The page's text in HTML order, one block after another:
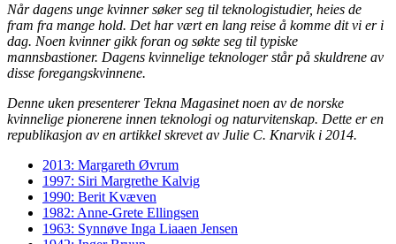
Når dagens unge kvinner søker seg til teknologistudier, heies de
fram fra mange hold. Det har vært en lang reise å komme dit vi er i
dag. Noen kvinner gikk foran og søkte seg til typiske
mannsbastioner. Dagens kvinnelige teknologer står på skuldrene av
disse foregangskvinnene.
Denne uken presenterer Tekna Magasinet noen av de norske
kvinnelige pionerene innen teknologi og naturvitenskap. Dette er en
republikasjon av en artikkel skrevet av Julie C. Knarvik i 2014.
2013: Margareth Øvrum
1997: Siri Margrethe Kalvig
1990: Berit Kvæven
1982: Anne-Grete Ellingsen
1963: Synnøve Inga Liaaen Jensen